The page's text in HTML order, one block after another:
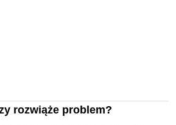
rozwiąże problem?